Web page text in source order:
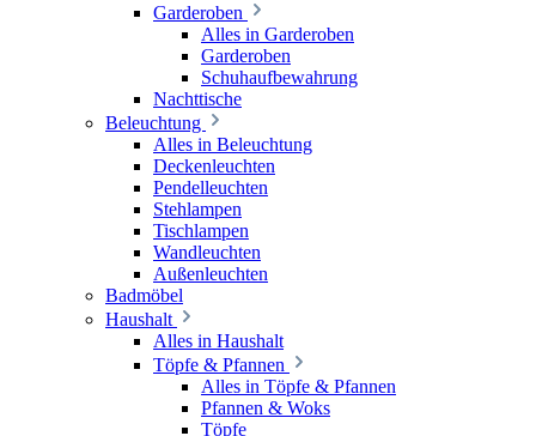
Garderoben
Alles in Garderoben
Garderoben
Schuhaufbewahrung
Nachttische
Beleuchtung
Alles in Beleuchtung
Deckenleuchten
Pendelleuchten
Stehlampen
Tischlampen
Wandleuchten
Außenleuchten
Badmöbel
Haushalt
Alles in Haushalt
Töpfe & Pfannen
Alles in Töpfe & Pfannen
Pfannen & Woks
Töpfe